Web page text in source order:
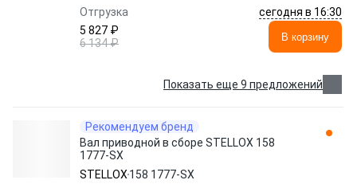
Отгрузка
сегодня в 16:30
5 827 ₽
6 134 ₽
В корзину
Показать еще 9 предложений
Рекомендуем бренд
Вал приводной в сборе STELLOX 158
1777-SX
STELLOX 158 1777-SX